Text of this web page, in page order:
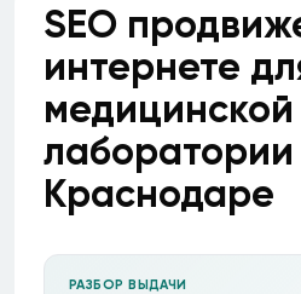
SEO
интернете
медицинской
лаборатории
Краснодаре
РАЗБОР ВЫДАЧИ